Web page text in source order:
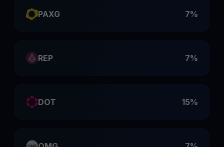
PAXG 7%
REP 7%
DOT 15%